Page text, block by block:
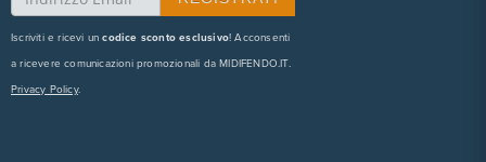
Iscriviti e ricevi uncodice sconto esclusivo! Acconsenti
a ricevere comunicazioni promozionali da MIDIFENDO.IT.
Privacy Policy.